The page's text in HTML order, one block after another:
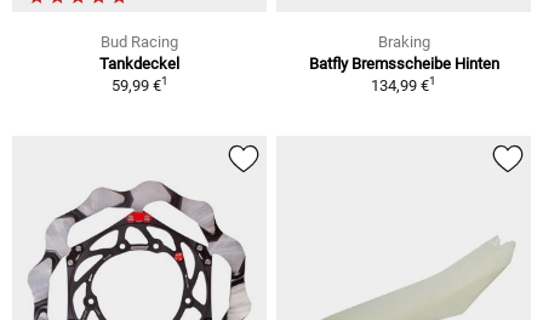
Bud Racing
Tankdeckel
59,99 €1
Braking
Batfly Bremsscheibe Hinten
134,99 €1